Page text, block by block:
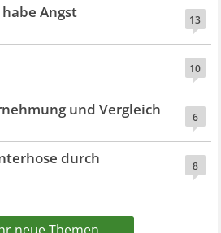
13
Angst
10
6
und Vergleich
8
durch